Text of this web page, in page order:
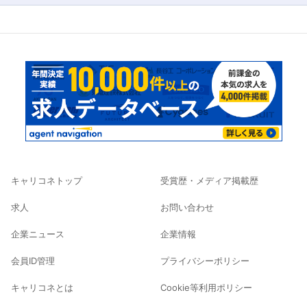
キャリコネトップ
求人
企業ニュース
会員ID管理
キャリコネとは
受賞歴・メディア掲載歴
お問い合わせ
企業情報
プライバシーポリシー
Cookie等利用ポリシー